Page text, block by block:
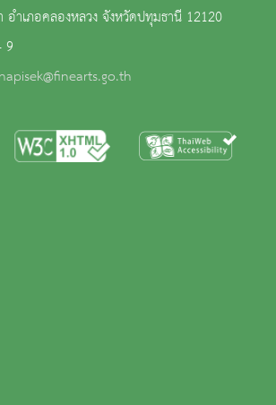
ำเภอคลองหลวง จังหวัดปทุมธานี 12120
9